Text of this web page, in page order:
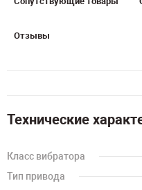
Отзывы
Технические
Класс вибратора
Тип привода